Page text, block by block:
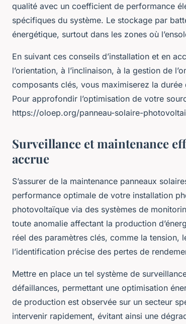
qualité avec un coefficient de performance
spécifiques du système. Le stockage par
énergétique, surtout dans les zones où
En suivant ces conseils d’installation et en
l’orientation, à l’inclinaison, à la gestion de
composants clés, vous maximiserez la
Pour approfondir l’optimisation de votre
https://oloep.org/panneau-solaire-
Surveillance et maintenance
accrue
S’assurer de la maintenance panneaux
performance optimale de votre installation
photovoltaïque via des systèmes de
toute anomalie affectant la production
réel des paramètres clés, comme la
l’identification précise des pertes de
Mettre en place un tel système de
défaillances, permettant une optimisation
de production est observée sur un secteur
intervenir rapidement, évitant ainsi une